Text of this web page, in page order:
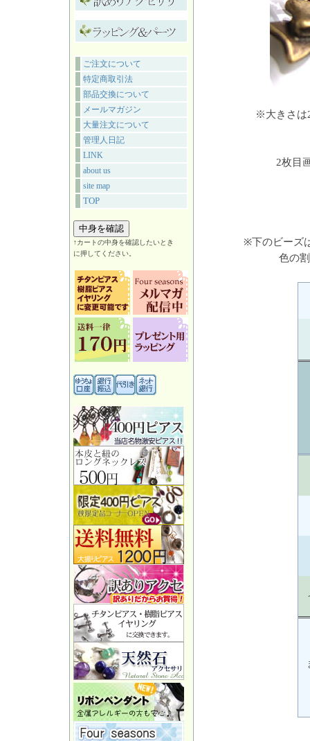
ご注文について
特定商取引法
部品交換について
メールマガジン
大量注文について
管理人日記
LINK
about us
site map
TOP
↑カートの中身を確認したいとき
に押してください。
※大きさは
2枚目
※下のビーズ
色の